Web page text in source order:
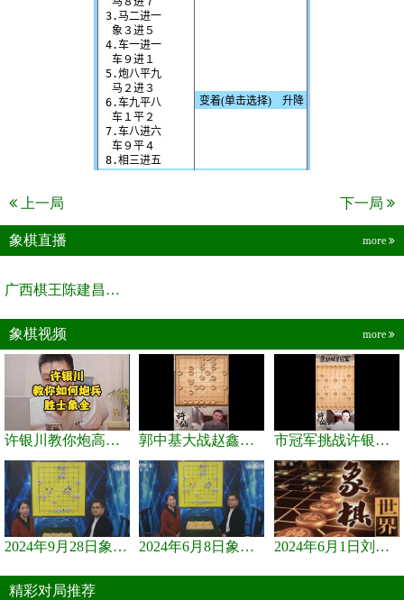
上一局 下一局
象棋直播 more
广西棋王陈建昌直播间
象棋视频 more
许银川教你炮高兵士象全如何赢士象全，简单四步即可 郭中基大战赵鑫鑫，许银川激情讲解 市冠军挑战许银川，急进中兵变化真激烈！
2024年9月28日象棋世界栏目，刘君、蒋川讲解了第九届杨官璘杯象棋... 2024年6月8日象棋世界，刘君、蒋川讲解了第九届杨官璘杯全国象棋... 2024年6月1日刘君、蒋川讲解第三届上海杯象棋大师赛谢靖与李少庚...
精彩对局推荐